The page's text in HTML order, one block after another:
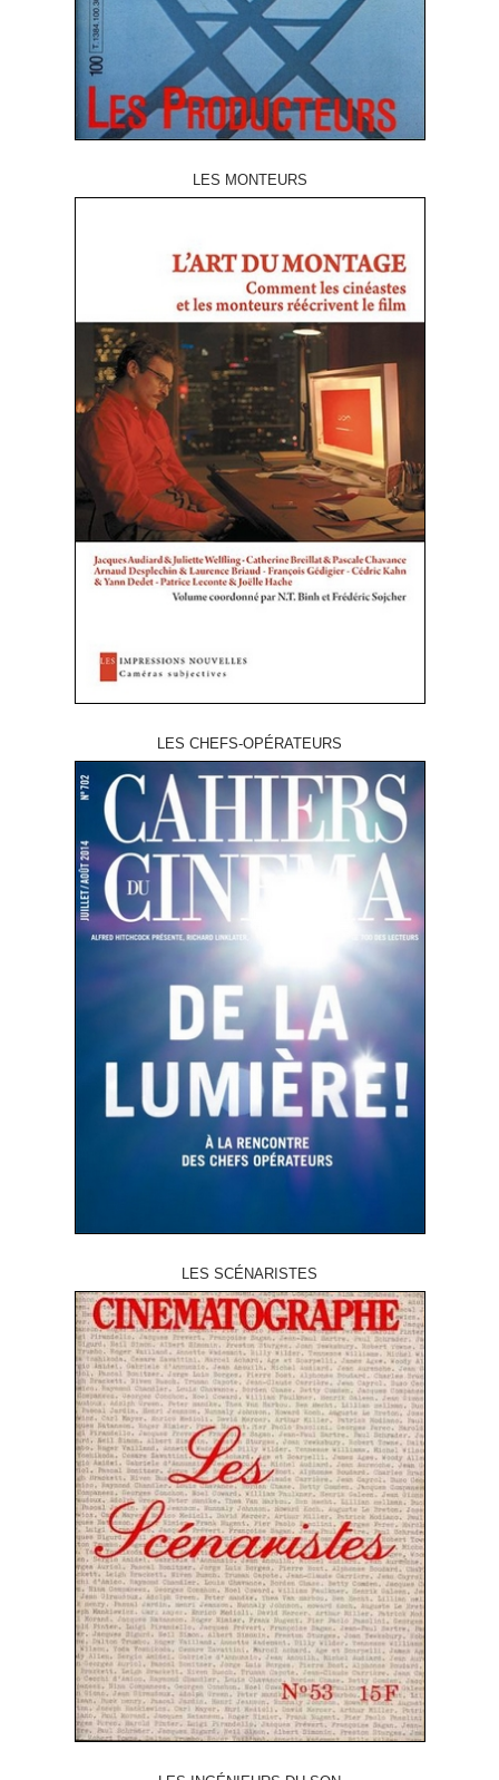
LES MONTEURS
LES CHEFS-OPÉRATEURS
LES SCÉNARISTES